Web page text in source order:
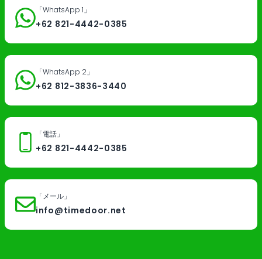
「WhatsApp 1」
+62 821-4442-0385
「WhatsApp 2」
+62 812-3836-3440
「電話」
+62 821-4442-0385
「メール」
info@timedoor.net